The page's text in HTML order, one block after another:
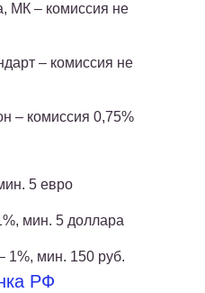
МК – комиссия не
– комиссия не
– комиссия 0,75%
5 евро
мин. 5 доллара
1%, мин. 150 руб.
РФ